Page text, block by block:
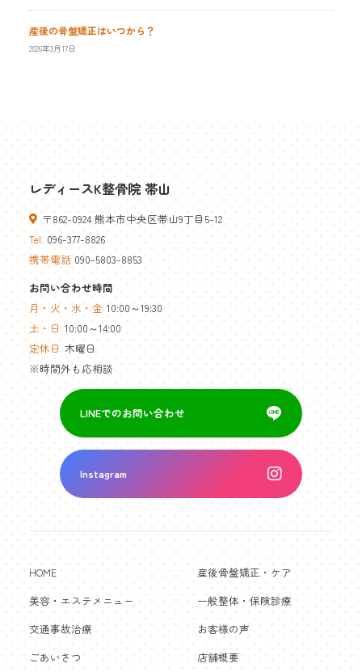
産後の骨盤矯正はいつから？
2026年3月17日
レディースK整骨院 帯山
〒862-0924 熊本市中央区帯山9丁目5-12
Tel. 096-377-8826
携帯電話 090-5803-8853
お問い合わせ時間
月・火・水・金 10:00～19:30
土・日 10:00～14:00
定休日 木曜日
※時間外も応相談
LINEでのお問い合わせ
Instagram
HOME
産後骨盤矯正・ケア
美容・エステメニュー
一般整体・保険診療
交通事故治療
お客様の声
ごあいさつ
店舗概要